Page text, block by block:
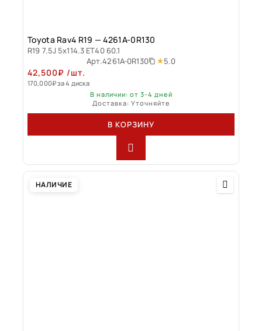
Toyota Rav4 R19 — 4261A-0R130
R19 7.5J 5x114.3 ET40 60.1
Арт.4261A-0R130 5.0
42,500₽ /шт.
170,000₽за 4 диска
В наличии: от 3-4 дней
Доставка: Уточняйте
В КОРЗИНУ
НАЛИЧИЕ